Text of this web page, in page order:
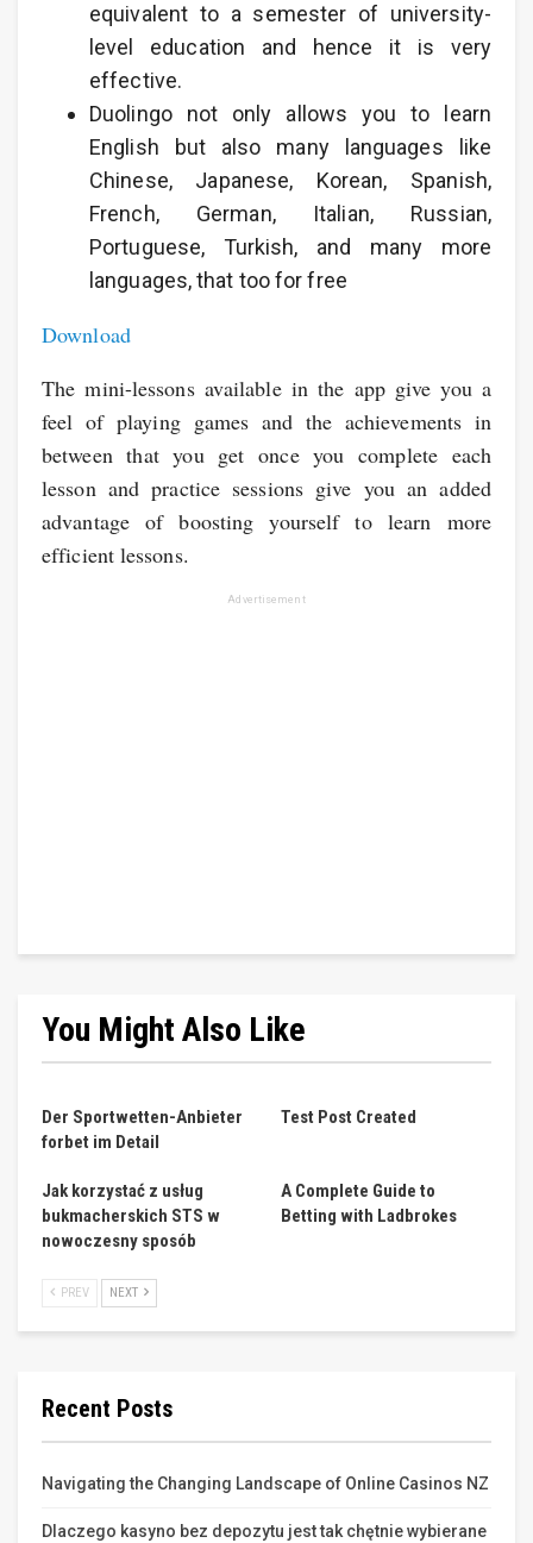
equivalent to a semester of university-
level education and hence it is very
effective.
Duolingo not only allows you to learn
English but also many languages like
Chinese, Japanese, Korean, Spanish,
French, German, Italian, Russian,
Portuguese, Turkish, and many more
languages, that too for free
Download
The mini-lessons available in the app give you a
feel of playing games and the achievements in
between that you get once you complete each
lesson and practice sessions give you an added
advantage of boosting yourself to learn more
efficient lessons.
Advertisement
You Might Also Like
Der Sportwetten-Anbieter
forbet im Detail
Test Post Created
Jak korzystać z usług
bukmacherskich STS w
nowoczesny sposób
A Complete Guide to
Betting with Ladbrokes
PREV NEXT
Recent Posts
Navigating the Changing Landscape of Online Casinos NZ
Dlaczego kasyno bez depozytu jest tak chętnie wybierane